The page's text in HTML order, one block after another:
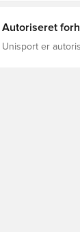
Autoriseret
Unisport er